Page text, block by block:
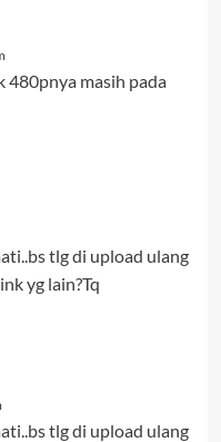
480pnya masih pada
tlg di upload ulang
yg lain?Tq
tlg di upload ulang